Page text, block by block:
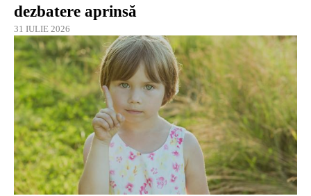
dezbatere aprinsă
31 IULIE 2026